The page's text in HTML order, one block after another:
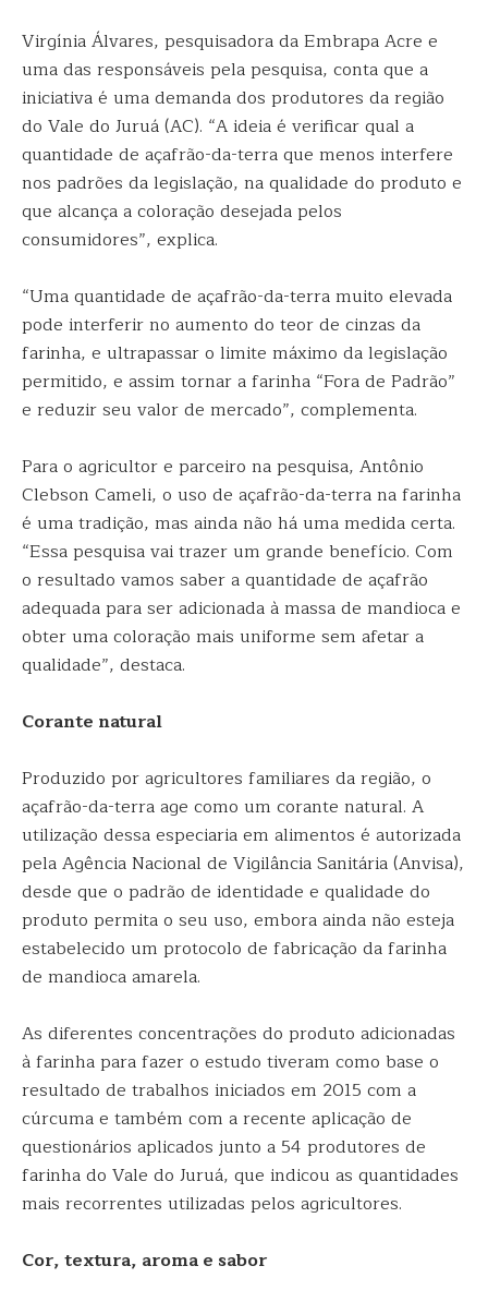
Virgínia Álvares, pesquisadora da Embrapa Acre e
uma das responsáveis pela pesquisa, conta que a
iniciativa é uma demanda dos produtores da região
do Vale do Juruá (AC). “A ideia é verificar qual a
quantidade de açafrão-da-terra que menos interfere
nos padrões da legislação, na qualidade do produto e
que alcança a coloração desejada pelos
consumidores”, explica.
“Uma quantidade de açafrão-da-terra muito elevada
pode interferir no aumento do teor de cinzas da
farinha, e ultrapassar o limite máximo da legislação
permitido, e assim tornar a farinha “Fora de Padrão”
e reduzir seu valor de mercado”, complementa.
Para o agricultor e parceiro na pesquisa, Antônio
Clebson Cameli, o uso de açafrão-da-terra na farinha
é uma tradição, mas ainda não há uma medida certa.
“Essa pesquisa vai trazer um grande benefício. Com
o resultado vamos saber a quantidade de açafrão
adequada para ser adicionada à massa de mandioca e
obter uma coloração mais uniforme sem afetar a
qualidade”, destaca.
Corante natural
Produzido por agricultores familiares da região, o
açafrão-da-terra age como um corante natural. A
utilização dessa especiaria em alimentos é autorizada
pela Agência Nacional de Vigilância Sanitária (Anvisa),
desde que o padrão de identidade e qualidade do
produto permita o seu uso, embora ainda não esteja
estabelecido um protocolo de fabricação da farinha
de mandioca amarela.
As diferentes concentrações do produto adicionadas
à farinha para fazer o estudo tiveram como base o
resultado de trabalhos iniciados em 2015 com a
cúrcuma e também com a recente aplicação de
questionários aplicados junto a 54 produtores de
farinha do Vale do Juruá, que indicou as quantidades
mais recorrentes utilizadas pelos agricultores.
Cor, textura, aroma e sabor